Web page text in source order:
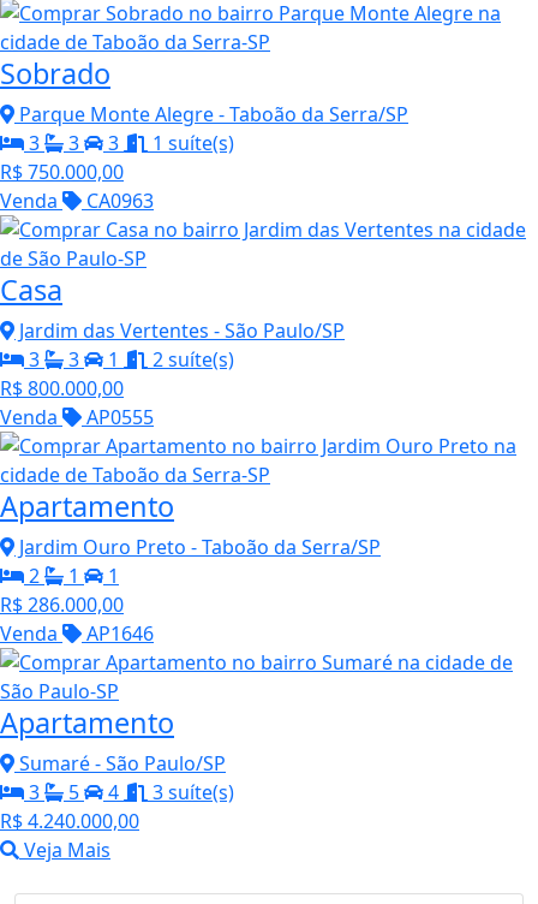
Sobrado
Parque Monte Alegre - Taboão da Serra/SP
3
3 3
1 suíte(s)
R$ 750.000,00
Venda
CA0963
Casa
Jardim das Vertentes - São Paulo/SP
3
3 1
2 suíte(s)
R$ 800.000,00
Venda
AP0555
Apartamento
Jardim Ouro Preto - Taboão da Serra/SP
2
1
1
R$ 286.000,00
Venda
AP1646
Apartamento
Sumaré - São Paulo/SP
3
5 4
3 suíte(s)
R$ 4.240.000,00
Veja Mais